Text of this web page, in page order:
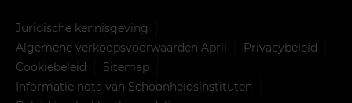
Juridische kennisgeving
Algemene verkoopsvoorwaarden April
Privacybeleid
Cookiebeleid
Sitemap
Informatie nota van Schoonheidsinstituten